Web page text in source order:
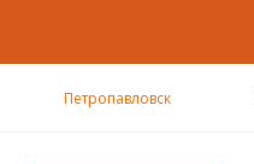
Петропавловск